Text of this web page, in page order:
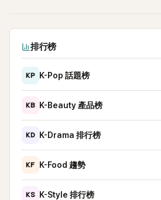
排行榜
KP K-Pop 話題榜
KB K-Beauty 產品榜
KD K-Drama 排行榜
KF K-Food 趨勢
KS K-Style 排行榜